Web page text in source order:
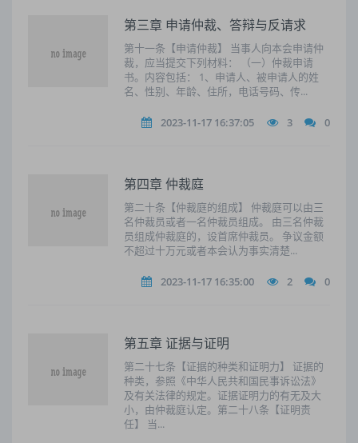
第三章 申请仲裁、答辩与反请求
第十一条【申请仲裁】 当事人向本会申请仲
裁，应当提交下列材料： （一）仲裁申请
书。内容包括： 1、申请人、被申请人的姓
名、性别、年龄、住所，电话号码、传...
2023-11-17 16:37:05 3 0
第四章 仲裁庭
第二十条【仲裁庭的组成】 仲裁庭可以由三
名仲裁员或者一名仲裁员组成。 由三名仲裁
员组成仲裁庭的，设首席仲裁员。 争议金额
不超过十万元或者本会认为事实清楚...
2023-11-17 16:35:00 2 0
第五章 证据与证明
第二十七条【证据的种类和证明力】 证据的
种类，参照《中华人民共和国民事诉讼法》
及有关法律的规定。证据证明力的有无及大
小，由仲裁庭认定。第二十八条【证明责
任】 当...